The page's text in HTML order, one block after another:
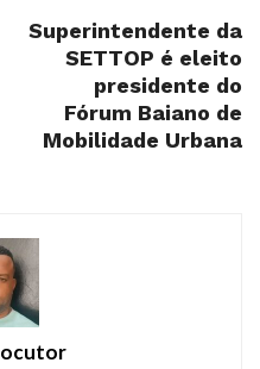
Superintendente da
SETTOP é eleito
presidente do
Fórum Baiano de
Mobilidade Urbana